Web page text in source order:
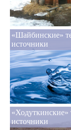
«Шайбинские»
источники
«Ходуткинские»
источники